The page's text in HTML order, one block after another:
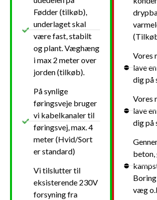
Fødder (tilkøb),
underlaget skal
være fast, stabilt
og plant. Væghæng
i max 2 meter over
jorden (tilkøb).
På synlige
føringsveje bruger
vi kabelkanaler til
føringsvej, max. 4
meter (Hvid/Sort
er standard)
Vi tilslutter til
eksisterende 230V
forsyning fra
Vores
lave
dig på
Vores
lave
dig på
beton,
væg